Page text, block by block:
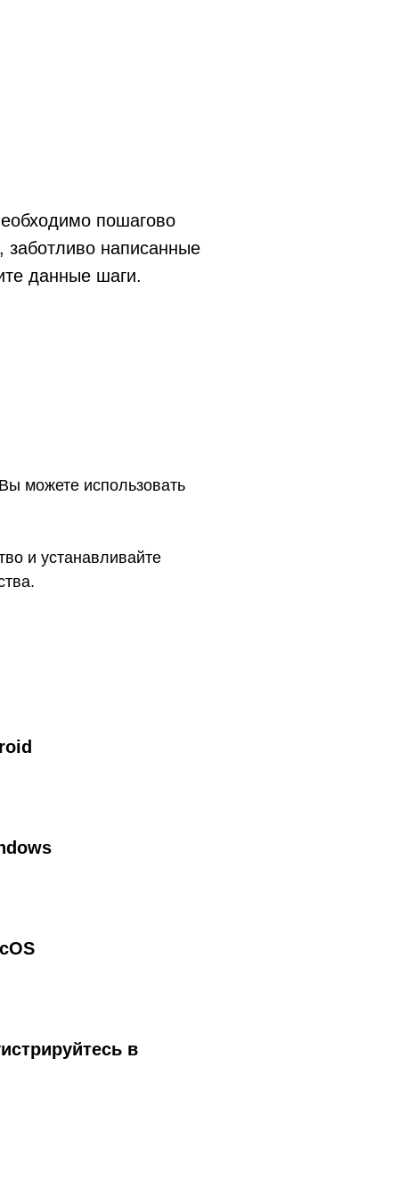
пошагово
заботливо написанные
данные шаги.
можете использовать
и устанавливайте
в